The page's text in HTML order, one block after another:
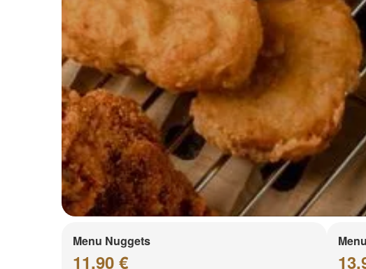
Menu Nuggets
11.90 €